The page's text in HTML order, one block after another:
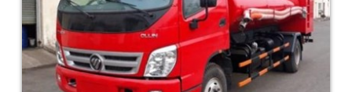
Xe chữa cháy 2.1 khối Foton